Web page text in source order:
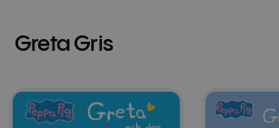
Greta Gris